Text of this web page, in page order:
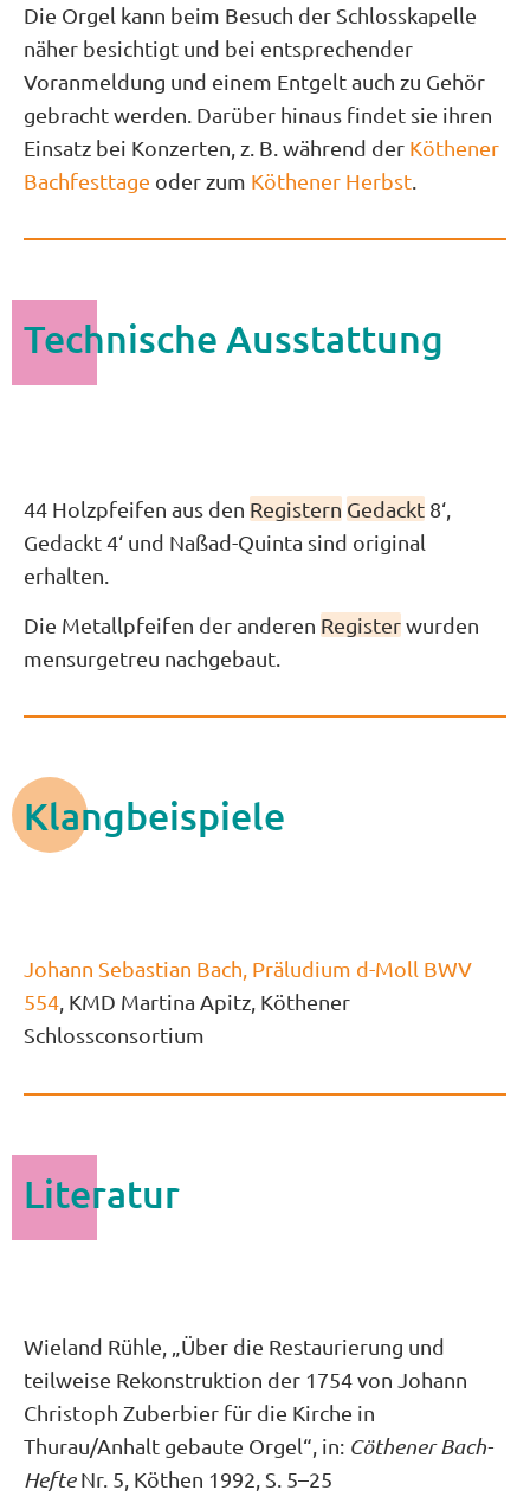
Die Orgel kann beim Besuch der Schlosskapelle
näher besichtigt und bei entsprechender
Voranmeldung und einem Entgelt auch zu Gehör
gebracht werden. Darüber hinaus findet sie ihren
Einsatz bei Konzerten, z. B. während der Köthener
Bachfesttage oder zum Köthener Herbst
Technische Ausstattung
44 Holzpfeifen aus den Registern Gedackt 8‘,
Gedackt 4‘ und Naßad-Quinta sind original
erhalten.
Die Metallpfeifen der anderen Registerwurden
mensurgetreu nachgebaut.
Klangbeispiele
Johann Sebastian Bach, Präludium d-Moll BWV
554, KMD Martina Apitz, Köthener
Schlossconsortium
Literatur
Wieland Rühle, „Über die Restaurierung und
teilweise Rekonstruktion der 1754 von Johann
Christoph Zuberbier für die Kirche in
Thurau/Anhalt gebaute Orgel“, in: Cöthener Bach-
HefteNr. 5, Köthen 1992, S. 5–25